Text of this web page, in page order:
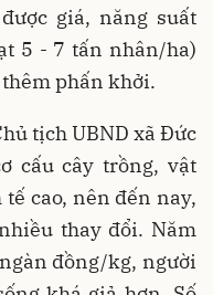
giá, năng suất
5 - 7 tấn nhân/ha)
phấn khởi.
tịch UBND xã Đức
cấu cây trồng, vật
cao, nên đến nay,
thay đổi. Năm
đồng/kg, người